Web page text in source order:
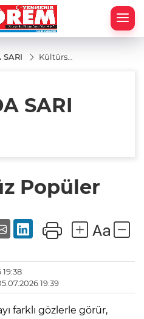
SARI
Kültürsüz
SARI
Popüler
19:38
19:39
farklı gözlerle görür,